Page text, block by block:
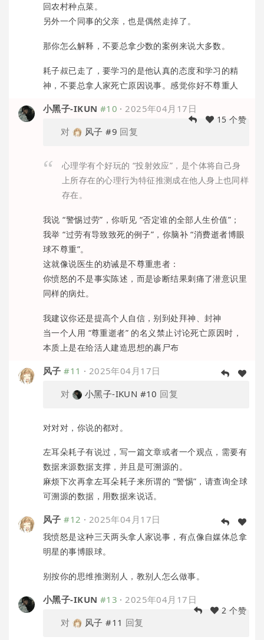
回农村种点菜。
另外一个同事的父亲，也是偶然走掉了。
那你怎么解释，不要总拿少数的案例来说大多数。
耗子叔已走了，要学习的是他认真的态度和学习的精
神，不要总拿人家死亡原因说事。感觉你好不尊重人
小黑子-IKUN #10 · 2025年04月17日
15 个赞
对 风子 #9 回复
心理学有个好玩的 “投射效应”，是个体将自己身
上所存在的心理行为特征推测成在他人身上也同样
存在。
我说 “警惕过劳”，你听见 “否定谁的全部人生价值”；
我举 “过劳有导致致死的例子”，你脑补 “消费逝者博眼
球不尊重”。
这就像说医生的劝诫是不尊重患者：
你愤怒的不是事实陈述，而是诊断结果刺痛了潜意识里
同样的病灶。
我建议你还是提高个人自信，别到处拜神、封神
当一个人用 “尊重逝者” 的名义禁止讨论死亡原因时，
本质上是在给活人建造思想的裹尸布
风子 #11 · 2025年04月17日
对
小黑子-IKUN #10 回复
对对对，你说的都对。
左耳朵耗子有说过，写一篇文章或者一个观点，需要有
数据来源数据支撑，并且是可溯源的。
麻烦下次再拿左耳朵耗子来所谓的 “警惕”，请查询全球
可溯源的数据，用数据来说话。
风子 #12 · 2025年04月17日
我愤怒是这种三天两头拿人家说事，有点像自媒体总拿
明星的事博眼球。
别按你的思维推测别人，教别人怎么做事。
小黑子-IKUN #13 ·2025年04月17日
2 个赞
对 风子 #11 回复